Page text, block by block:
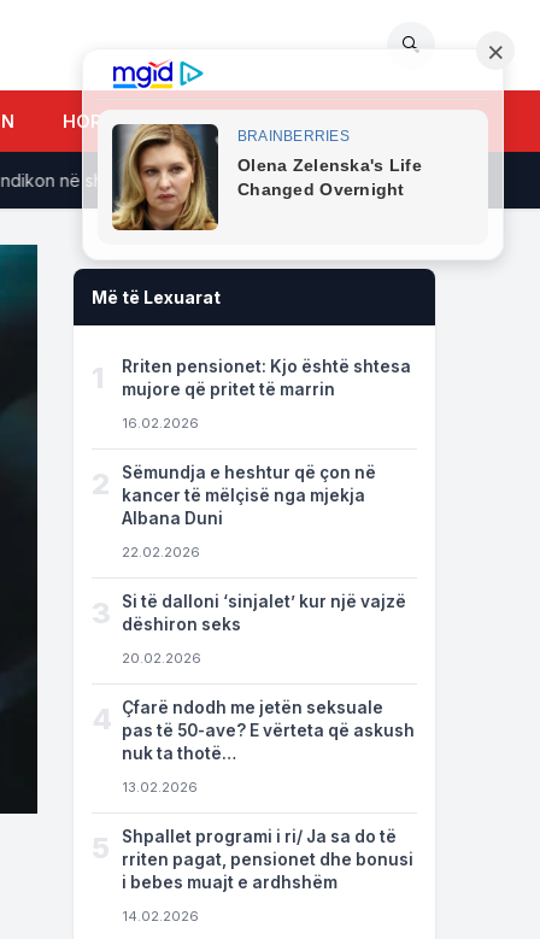
🔍
HOROSKOPI
në shije, gatim dhe shëndet Foto/ Françeska Rustem
Më të Lexuarat
1
Rriten pensionet: Kjo është shtesa
mujore që pritet të marrin
16.02.2026
2
Sëmundja e heshtur që çon në
kancer të mëlçisë nga mjekja
Albana Duni
22.02.2026
3
Si të dalloni ‘sinjalet’ kur një vajzë
dëshiron seks
20.02.2026
4
Çfarë ndodh me jetën seksuale
pas të 50-ave? E vërteta që askush
nuk ta thotë…
13.02.2026
5
Shpallet programi i ri/ Ja sa do të
rriten pagat, pensionet dhe bonusi
i bebes muajt e ardhshëm
14.02.2026